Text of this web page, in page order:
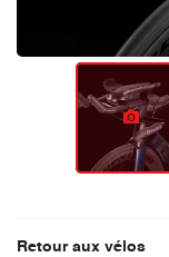
Retour aux vélos